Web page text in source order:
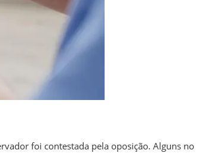
foi contestada pela oposição. Alguns no